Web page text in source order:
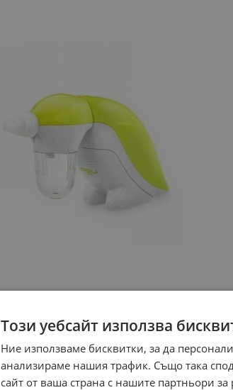
Този уебсайт използва
Ние използваме бисквитки, за да
анализираме нашия трафик. Също така
сайт от ваша страна с нашите партньори